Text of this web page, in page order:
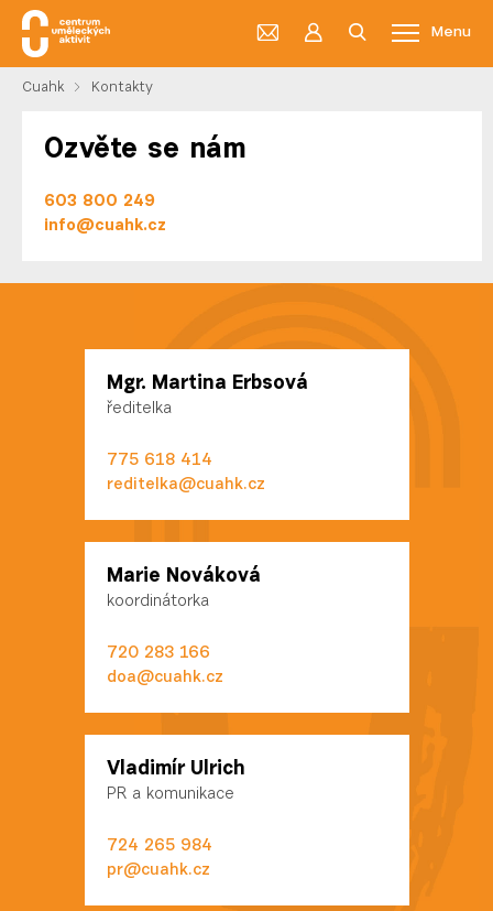
Menu
Cuahk Kontakty
Ozvěte se nám
603 800 249
info@cuahk.cz
Mgr. Martina Erbsová
ředitelka
775 618 414
reditelka@cuahk.cz
Marie Nováková
koordinátorka
720 283 166
doa@cuahk.cz
Vladimír Ulrich
PR a komunikace
724 265 984
pr@cuahk.cz